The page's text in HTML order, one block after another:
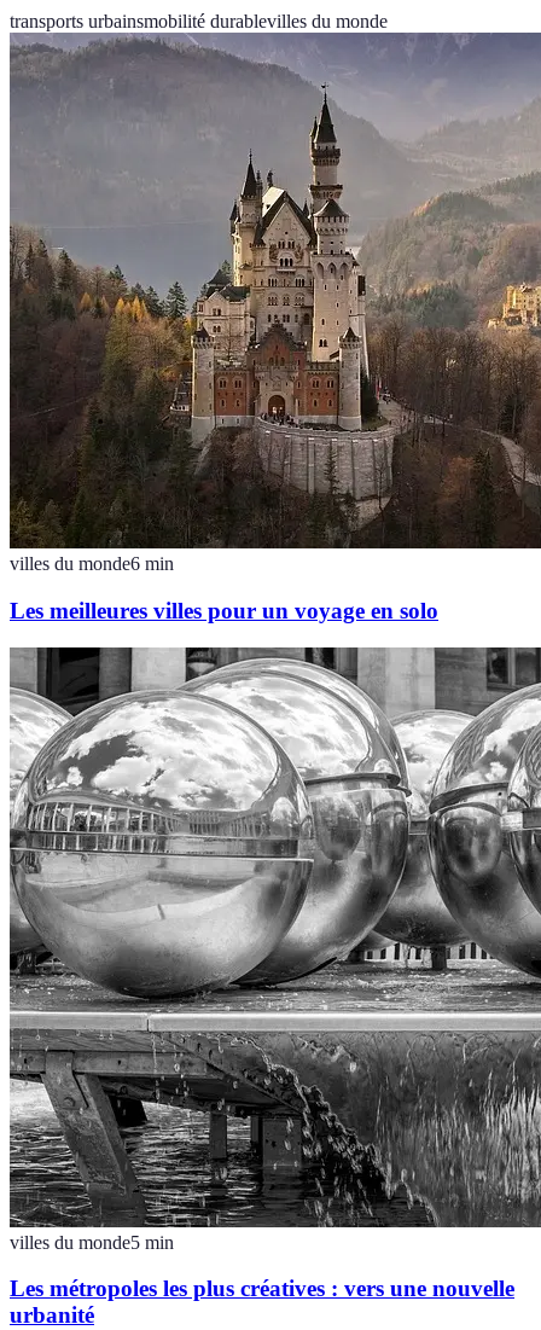
transports urbainsmobilité durablevilles du monde
villes du monde6 min
Les meilleures villes pour un voyage en solo
villes du monde5 min
Les métropoles les plus créatives : vers une nouvelle
urbanité